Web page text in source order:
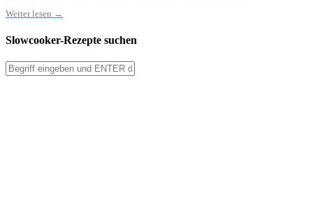
Weiter lesen →
Slowcooker-Rezepte suchen